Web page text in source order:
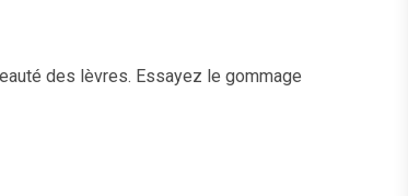
des lèvres. Essayez le gommage